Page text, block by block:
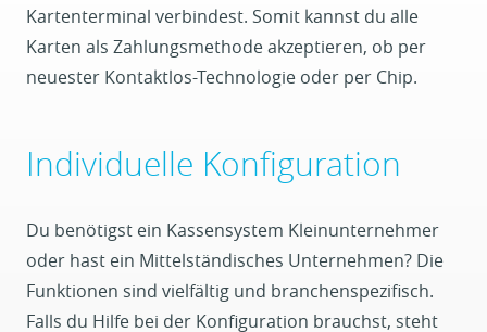
Kartenterminal verbindest. Somit kannst du alle
Karten als Zahlungsmethode akzeptieren, ob per
neuester Kontaktlos-Technologie oder per Chip.
Individuelle Konfiguration
Du benötigst ein Kassensystem Kleinunternehmer
oder hast ein Mittelständisches Unternehmen? Die
Funktionen sind vielfältig und branchenspezifisch.
Falls du Hilfe bei der Konfiguration brauchst, steht